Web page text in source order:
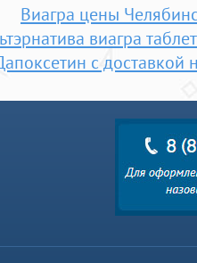
Виагра цены
виагра
с доставкой